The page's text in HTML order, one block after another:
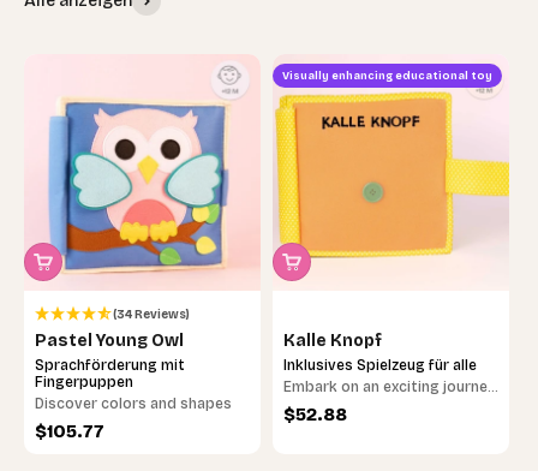
(34 Reviews)
Pastel Young Owl
Sprachförderung mit
Fingerpuppen
Discover colors and shapes
Sale price
$105.77
Visually enhancing educational toy
Kalle Knopf
Inklusives Spielzeug für alle
Embark on an exciting journey
through the world of surfaces
Sale price
$52.88